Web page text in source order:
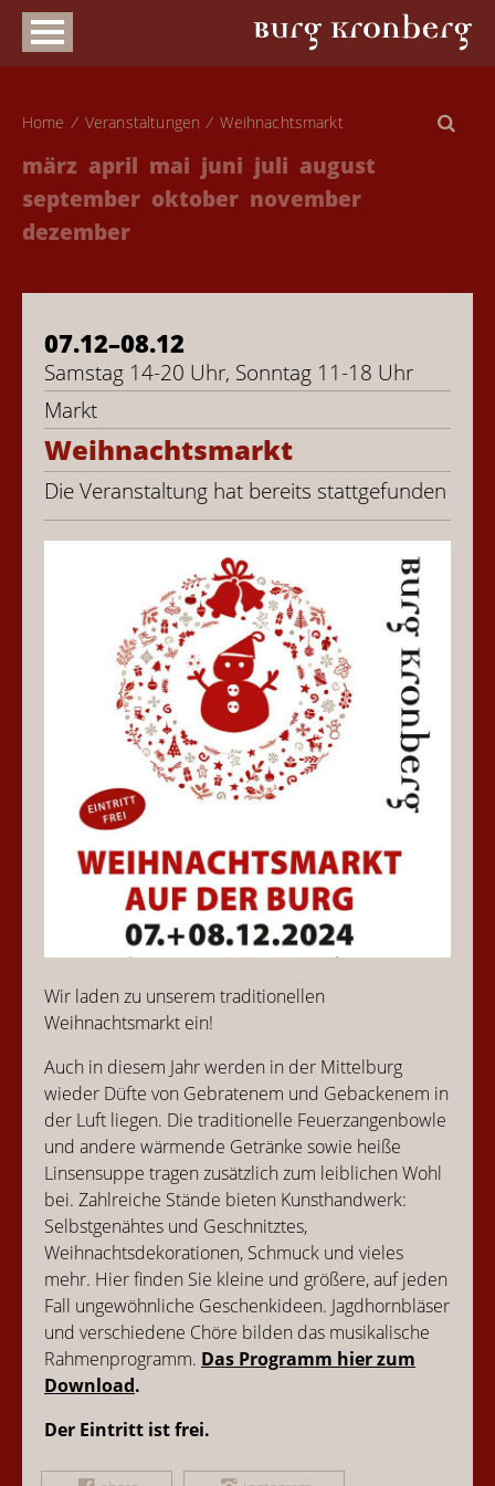
Home Veranstaltungen Weihnachtsmarkt
märz april mai juni juli august
september oktober november
dezember
07.12–​08.12
Samstag 14-20 Uhr, Sonntag 11-18 Uhr
Markt
Weihnachtsmarkt
Die Veranstaltung hat bereits stattgefunden
Wir laden zu unserem traditionellen
Weihnachtsmarkt ein!
Auch in diesem Jahr werden in der Mittelburg
wieder Düfte von Gebratenem und Gebackenem in
der Luft liegen. Die traditionelle Feuerzangenbowle
und andere wärmende Getränke sowie heiße
Linsensuppe tragen zusätzlich zum leiblichen Wohl
bei. Zahlreiche Stände bieten Kunsthandwerk:
Selbstgenähtes und Geschnitztes,
Weihnachtsdekorationen, Schmuck und vieles
mehr. Hier finden Sie kleine und größere, auf jeden
Fall ungewöhnliche Geschenkideen. Jagdhornbläser
und verschiedene Chöre bilden das musikalische
Rahmenprogramm. Das Programm hier zum
Download.
Der Eintritt ist frei.